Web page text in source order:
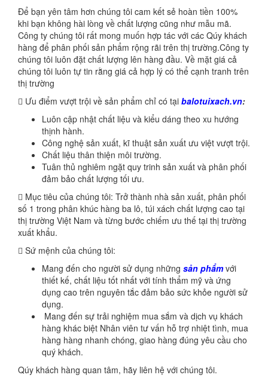
Để bạn yên tâm hơn chúng tôi cam kết sẻ hoàn tiền 100%
khi bạn không hài lòng về chất lượng cũng như mẫu mã.
Công ty chúng tôi rất mong muốn hợp tác với các Qúy khách
hàng để phân phối sản phẩm rộng rãi trên thị trường.Công ty
chúng tôi luôn đặt chất lượng lên hàng đầu. Về mặt giá cả
chúng tôi luôn tự tin rằng giá cả hợp lý có thể cạnh tranh trên
thị trường
 Ưu điểm vượt trội về sản phẩm chỉ có tại balotuixach.vn:
Luôn cập nhật chất liệu và kiểu dáng theo xu hướng
thịnh hành.
Công nghệ sản xuất, kĩ thuật sản xuất ưu việt vượt trội.
Chất liệu thân thiện môi trường.
Tuân thủ nghiêm ngặt quy trinh sản xuất và phân phối
đảm bảo chất lượng tối ưu.
 Mục tiêu của chúng tôi: Trở thành nhà sản xuất, phân phối
số 1 trong phân khúc hàng ba lô, túi xách chất lượng cao tại
thị trường Việt Nam và từng bước chiếm ưu thế tại thị trường
xuất khẩu.
 Sứ mệnh của chúng tôi:
Mang đến cho người sử dụng những sản phẩmvới
thiết kế, chất liệu tốt nhất với tính thẩm mỹ và ứng
dụng cao trên nguyên tắc đảm bảo sức khỏe người sử
dụng.
Mang đến sự trải nghiệm mua sắm và dịch vụ khách
hàng khác biệt Nhân viên tư vấn hỗ trợ nhiệt tình, mua
hàng hàng nhanh chóng, giao hàng đúng yêu cầu cho
quý khách.
Qúy khách hàng quan tâm, hãy liên hệ với chúng tôi.